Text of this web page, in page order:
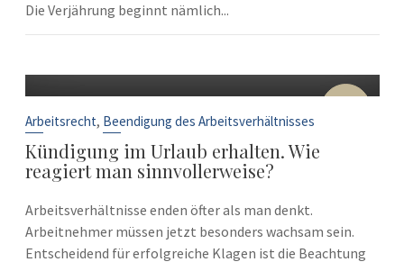
Die Verjährung beginnt nämlich...
10
Arbeitsrecht, Beendigung des Arbeitsverhältnisses
Kündigung im Urlaub erhalten. Wie
reagiert man sinnvollerweise?
Arbeitsverhältnisse enden öfter als man denkt.
Arbeitnehmer müssen jetzt besonders wachsam sein.
Entscheidend für erfolgreiche Klagen ist die Beachtung